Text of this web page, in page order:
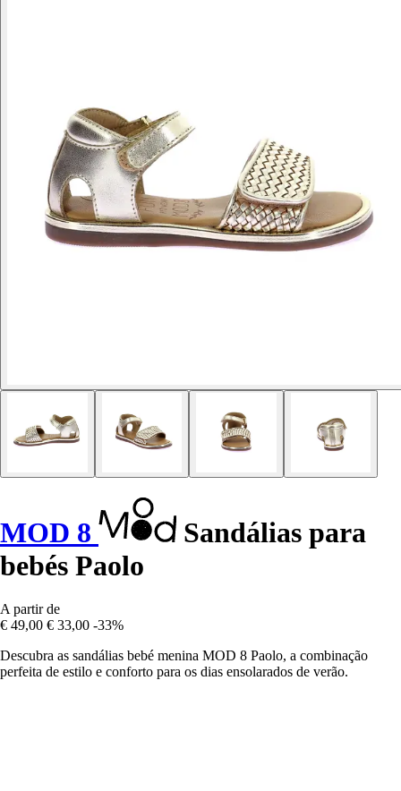
MOD 8
Sandálias para
bebés Paolo
A partir de
€ 49,00 € 33,00 -33%
Descubra as sandálias bebé menina MOD 8 Paolo, a combinação
perfeita de estilo e conforto para os dias ensolarados de verão.